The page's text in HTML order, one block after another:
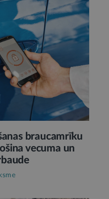
braucamrīku
vecuma un